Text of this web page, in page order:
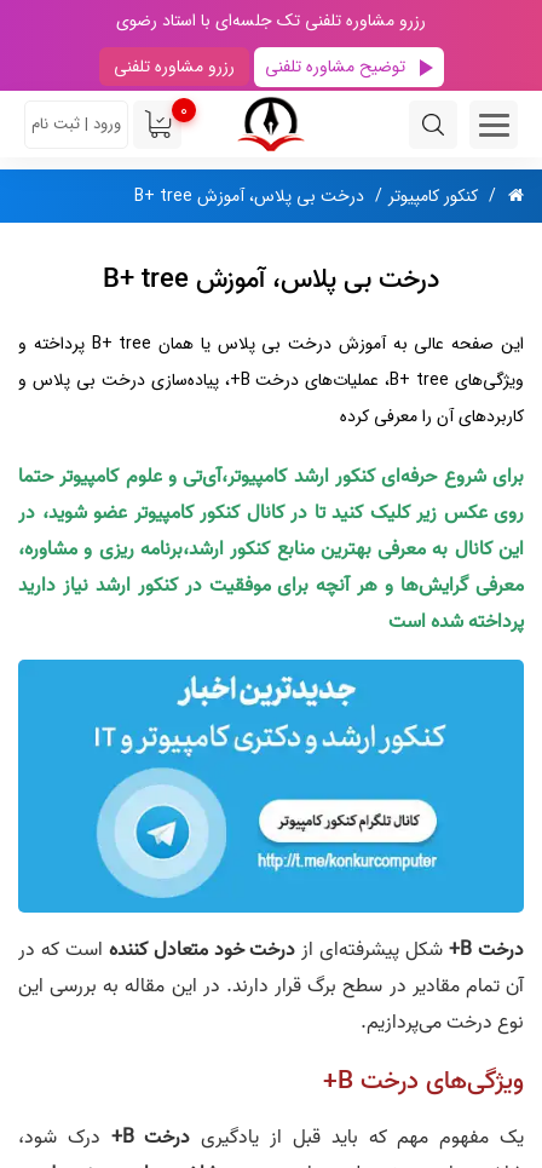
رزرو مشاوره تلفنی تک جلسه‌ای با استاد رضوی
توضیح مشاوره تلفنی
رزرو مشاوره تلفنی
0
ورود | ثبت نام
کنکور کامپیوتر درخت بی پلاس، آموزش B+ tree
درخت بی پلاس، آموزش B+ tree
این صفحه عالی به آموزش درخت بی پلاس یا همان B+ tree پرداخته و
ویژگی‌های B+ tree، عملیات‌های درخت B+، پیاده‌سازی درخت بی پلاس و
کاربردهای آن را معرفی کرده
برای شروع حرفه‌ای کنکور ارشد کامپیوتر،آی‌تی و علوم کامپیوتر حتما
روی عکس زیر کلیک کنید تا در کانال کنکور کامپیوتر عضو شوید، در
این کانال به معرفی بهترین منابع کنکور ارشد،برنامه ریزی و مشاوره،
معرفی گرایش‌ها و هر آنچه برای موفقیت در کنکور ارشد نیاز دارید
پرداخته شده است
درخت B+ شکل پیشرفته‌ای از درخت خود متعادل کننده است که در
آن تمام مقادیر در سطح برگ قرار دارند. در این مقاله به بررسی این
نوع درخت می‌پردازیم.
ویژگی‌های درخت B+
یک مفهوم مهم که باید قبل از یادگیریدرخت B+
درک شود،